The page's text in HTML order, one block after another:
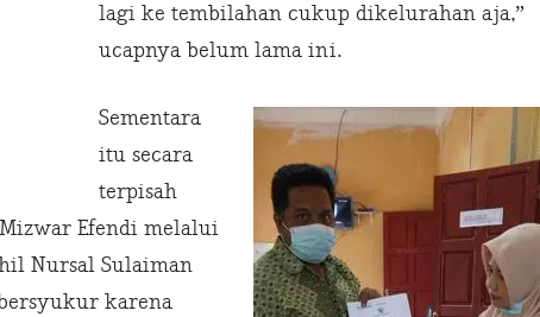
lagi ke tembilahan cukup dikelurahan aja,”
ucapnya belum lama ini.
Sementara
itu secara
terpisah
Efendi melalui
Nursal Sulaiman
karena